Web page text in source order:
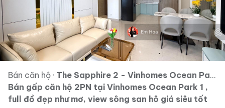
Bán căn hộ · The Sapphire 2 - Vinhomes Ocean Park - Vinhomes Ocean Park Gia Lâm
Bán gấp căn hộ 2PN tại Vinhomes Ocean Park 1 ,
full đồ đẹp như mơ, view sông san hô giá siêu tốt